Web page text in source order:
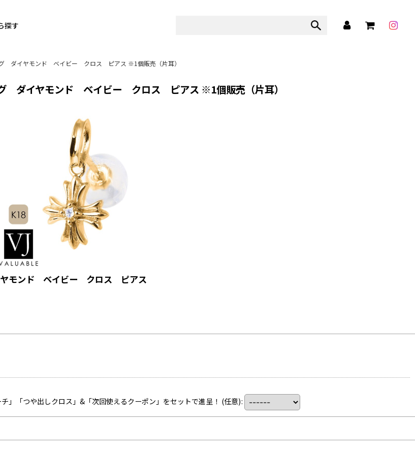
探す
ダイヤモンド ベイビー クロス ピアス ※1個販売（片耳）
ダイヤモンド ベイビー クロス ピアス ※1個販売（片耳）
ヤモンド ベイビー クロス ピアス
」「つや出しクロス」&「次回使えるクーポン」をセットで進呈！ (任意):